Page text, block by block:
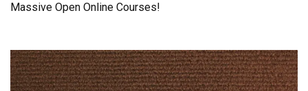
Massive Open Online Courses!